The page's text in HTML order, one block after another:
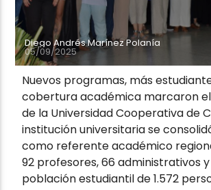
Diego Andrés Marínez Polanía
05/09/2025
Nuevos programas, más
cobertura académica marcaron
de la Universidad Cooperativa de
institución universitaria se
como referente académico
92 profesores, 66 administrativos
población estudiantil de 1.572